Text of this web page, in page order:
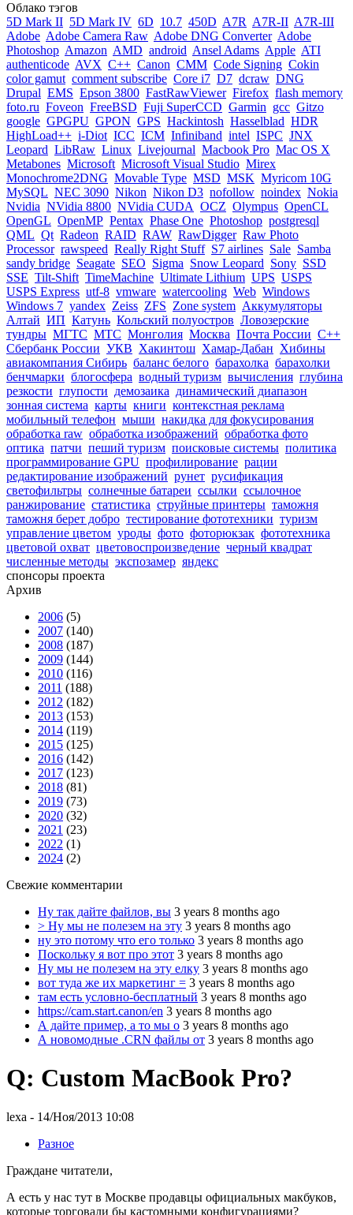
Облако тэгов
5D Mark II 5D Mark IV 6D 10.7 450D A7R A7R-II A7R-III
Adobe Adobe Camera Raw Adobe DNG Converter Adobe
Photoshop Amazon AMD android Ansel Adams Apple ATI
authenticode AVX C++ Canon CMM Code Signing Cokin
color gamut comment subscribe Core i7 D7 dcraw DNG
Drupal EMS Epson 3800 FastRawViewer Firefox flash memory
foto.ru Foveon FreeBSD Fuji SuperCCD Garmin gcc Gitzo
google GPGPU GPON GPS Hackintosh Hasselblad HDR
HighLoad++ i-Diot ICC ICM Infiniband intel ISPC JNX
Leopard LibRaw Linux Livejournal Macbook Pro Mac OS X
Metabones Microsoft Microsoft Visual Studio Mirex
Monochrome2DNG Movable Type MSD MSK Myricom 10G
MySQL NEC 3090 Nikon Nikon D3 nofollow noindex Nokia
Nvidia NVidia 8800 NVidia CUDA OCZ Olympus OpenCL
OpenGL OpenMP Pentax Phase One Photoshop postgresql
QML Qt Radeon RAID RAW RawDigger Raw Photo
Processor rawspeed Really Right Stuff S7 airlines Sale Samba
sandy bridge Seagate SEO Sigma Snow Leopard Sony SSD
SSE Tilt-Shift TimeMachine Ultimate Lithium UPS USPS
USPS Express utf-8 vmware watercooling Web Windows
Windows 7 yandex Zeiss ZFS Zone system Аккумуляторы
Алтай ИП Катунь Кольский полуостров Ловозерские
тундры МГТС МТС Монголия Москва Почта России С++
Сбербанк России УКВ Хакинтош Хамар-Дабан Хибины
авиакомпания Сибирь баланс белого барахолка барахолки
бенчмарки блогосфера водный туризм вычисления глубина
резкости глупости демозаика динамический диапазон
зонная система карты книги контекстная реклама
мобильный телефон мыши накидка для фокусирования
обработка raw обработка изображений обработка фото
оптика патчи пеший туризм поисковые системы политика
программирование GPU профилирование рации
редактирование изображений рунет русификация
светофильтры солнечные батареи ссылки ссылочное
ранжирование статистика струйные принтеры таможня
таможня берет добро тестирование фототехники туризм
управление цветом уроды фото фоторюкзак фототехника
цветовой охват цветовоспроизведение черный квадрат
численные методы экспозамер яндекс
спонсоры проекта
Архив
2006 (5)
2007 (140)
2008 (187)
2009 (144)
2010 (116)
2011 (188)
2012 (182)
2013 (153)
2014 (119)
2015 (125)
2016 (142)
2017 (123)
2018 (81)
2019 (73)
2020 (32)
2021 (23)
2022 (1)
2024 (2)
Свежие комментарии
Ну так дайте файлов, вы 3 years 8 months ago
> Ну мы не полезем на эту 3 years 8 months ago
ну это потому что его только 3 years 8 months ago
Поскольку я вот про этот 3 years 8 months ago
Ну мы не полезем на эту елку 3 years 8 months ago
вот туда же их маркетинг = 3 years 8 months ago
там есть условно-бесплатный 3 years 8 months ago
https://cam.start.canon/en 3 years 8 months ago
А дайте пример, а то мы о 3 years 8 months ago
А новомодные .CRN файлы от 3 years 8 months ago
Q: Custom MacBook Pro?
lexa - 14/Ноя/2013 10:08
Разное
Граждане читатели,
А есть у нас тут в Москве продавцы официальных макбуков,
которые торговали бы кастомными конфигурациями?